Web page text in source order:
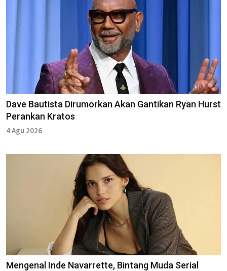
Dave Bautista Dirumorkan Akan Gantikan Ryan Hurst
Perankan Kratos
4 Agu 2026
Mengenal Inde Navarrette, Bintang Muda Serial